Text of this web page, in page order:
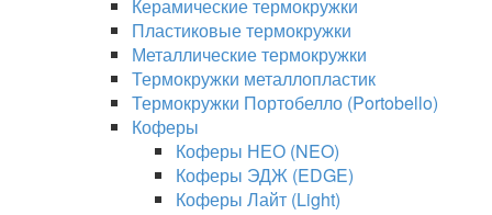
Керамические термокружки
Пластиковые термокружки
Металлические термокружки
Термокружки металлопластик
Термокружки Портобелло (Portobello)
Коферы
Коферы НЕО (NEO)
Коферы ЭДЖ (EDGE)
Коферы Лайт (Light)